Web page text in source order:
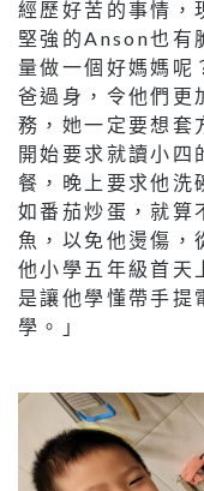
經歷好苦的事情，
堅強的Anson也有
量做一個好媽媽呢
爸過身，令他們更
務，她一定要想套
開始要求就讀小四
餐，晚上要求他洗
如番茄炒蛋，就算
魚，以免他燙傷，
他小學五年級首天
是讓他學懂帶手提
學。」